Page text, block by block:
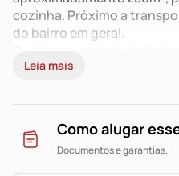
cozinha. Próximo a
do bairro em geral.
vencimento estipulada
Leia mais
Como alugar
Documentos e garantias.